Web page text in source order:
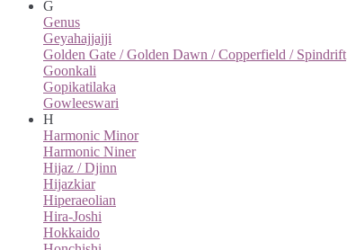
G
Genus
Geyahajjajji
Golden Gate / Golden Dawn / Copperfield / Spindrift
Goonkali
Gopikatilaka
Gowleeswari
H
Harmonic Minor
Harmonic Niner
Hijaz / Djinn
Hijazkiar
Hiperaeolian
Hira-Joshi
Hokkaido